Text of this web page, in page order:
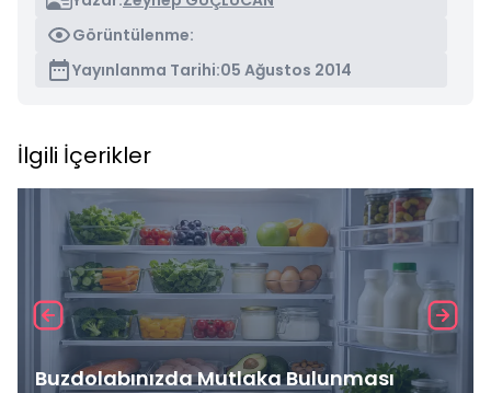
Görüntülenme:
Yayınlanma Tarihi:05 Ağustos 2014
İlgili İçerikler
Buzdolabınızda Mutlaka Bulunması